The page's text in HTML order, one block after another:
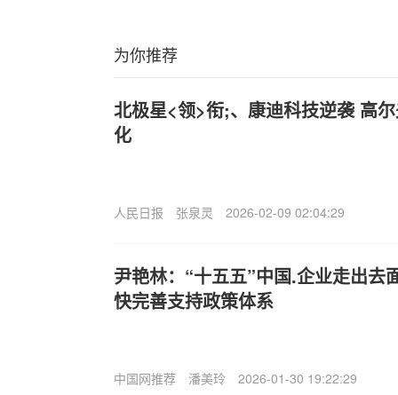
为你推荐
北极星<领>衔;、康迪科技逆袭 高
化
人民日报 张泉灵 2026-02-09 02:04:29
尹艳林：“十五五”中国.企业走出去
快完善支持政策体系
中国网推荐 潘美玲 2026-01-30 19:22:29